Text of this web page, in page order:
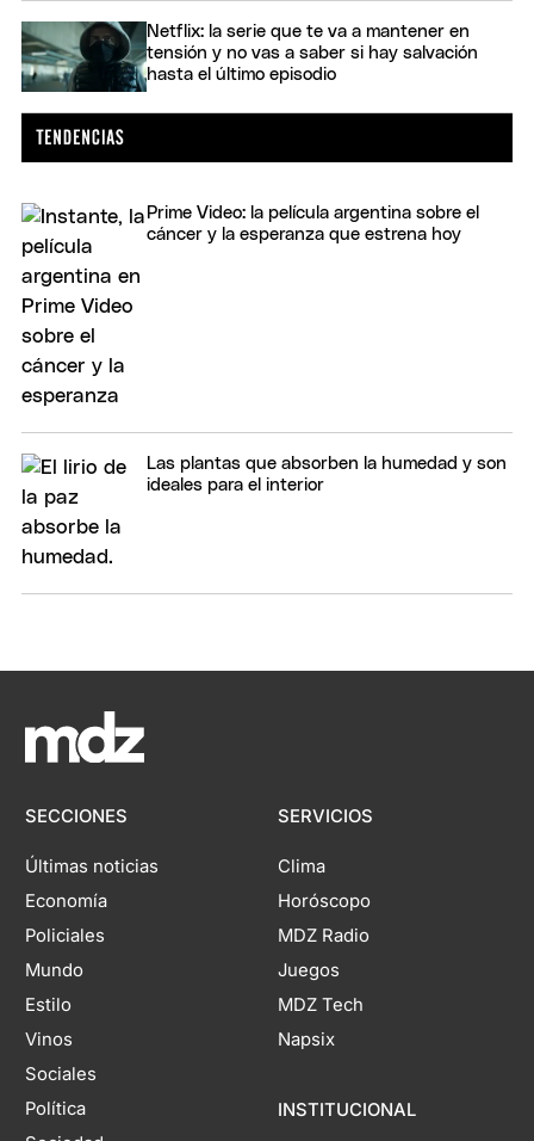
Netflix: la serie que te va a mantener en
tensión y no vas a saber si hay salvación
hasta el último episodio
Prime Video: la película argentina sobre el
cáncer y la esperanza que estrena hoy
Las plantas que absorben la humedad y son
ideales para el interior
SECCIONES
Últimas noticias
Economía
Policiales
Mundo
Estilo
Vinos
Sociales
Política
SERVICIOS
Clima
Horóscopo
MDZ Radio
Juegos
MDZ Tech
Napsix
INSTITUCIONAL